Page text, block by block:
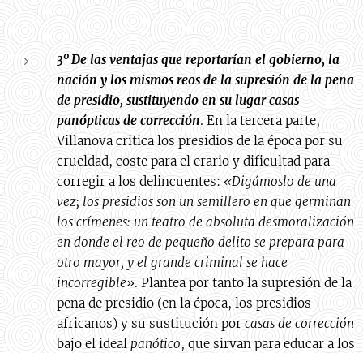
3º De las ventajas que reportarían el gobierno, la
nación y los mismos reos de la supresión de la pena
de presidio, sustituyendo en su lugar casas
panópticas de corrección. En la tercera parte,
Villanova critica los presidios de la época por su
crueldad, coste para el erario y dificultad para
corregir a los delincuentes: «Digámoslo de una
vez; los presidios son un semillero en que germinan
los crímenes: un teatro de absoluta desmoralización
en donde el reo de pequeño delito se prepara para
otro mayor, y el grande criminal se hace
incorregible». Plantea por tanto la supresión de la
pena de presidio (en la época, los presidios
africanos) y su sustitución por casas de corrección
bajo el ideal panótico, que sirvan para educar a los